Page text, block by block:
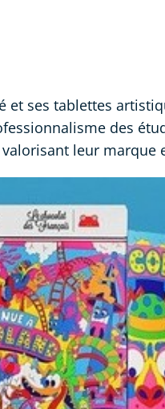
et ses tablettes
des
leur marque